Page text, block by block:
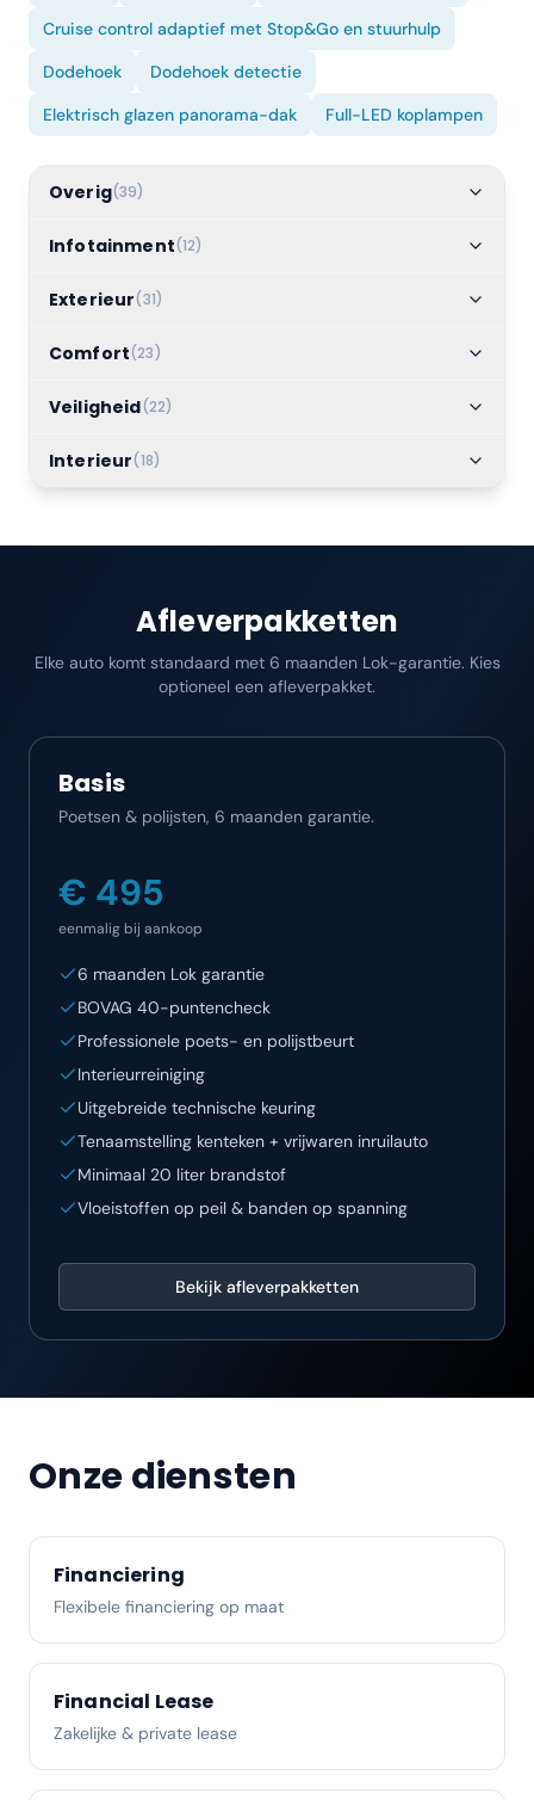
Cruise control adaptief met Stop&Go en stuurhulp
Dodehoek
Dodehoek detectie
Elektrisch glazen panorama-dak
Full-LED koplampen
Overig(39)
Infotainment(12)
Exterieur(31)
Comfort(23)
Veiligheid(22)
Interieur(18)
Afleverpakketten
Elke auto komt standaard met 6 maanden Lok-garantie. Kies
optioneel een afleverpakket.
Basis
Poetsen & polijsten, 6 maanden garantie.
€ 495
eenmalig bij aankoop
6 maanden Lok garantie
BOVAG 40-puntencheck
Professionele poets- en polijstbeurt
Interieurreiniging
Uitgebreide technische keuring
Tenaamstelling kenteken + vrijwaren inruilauto
Minimaal 20 liter brandstof
Vloeistoffen op peil & banden op spanning
Bekijk afleverpakketten
Onze diensten
Financiering
Flexibele financiering op maat
Financial Lease
Zakelijke & private lease